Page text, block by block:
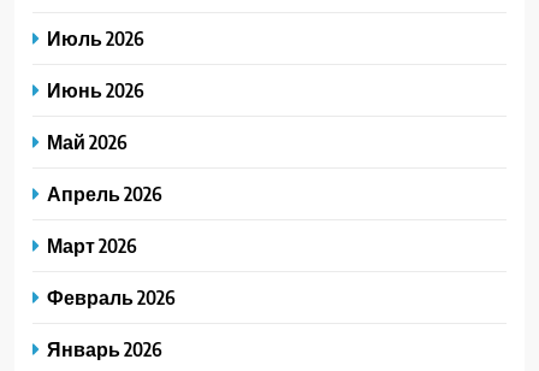
Июль 2026
Июнь 2026
Май 2026
Апрель 2026
Март 2026
Февраль 2026
Январь 2026